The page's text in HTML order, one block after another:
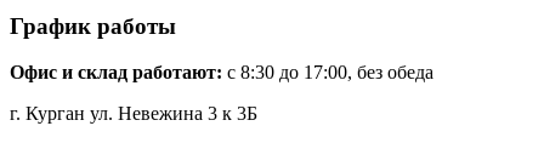
График работы
Офис и склад работают: с 8:30 до 17:00, без обеда
г. Курган ул. Невежина 3 к 3Б